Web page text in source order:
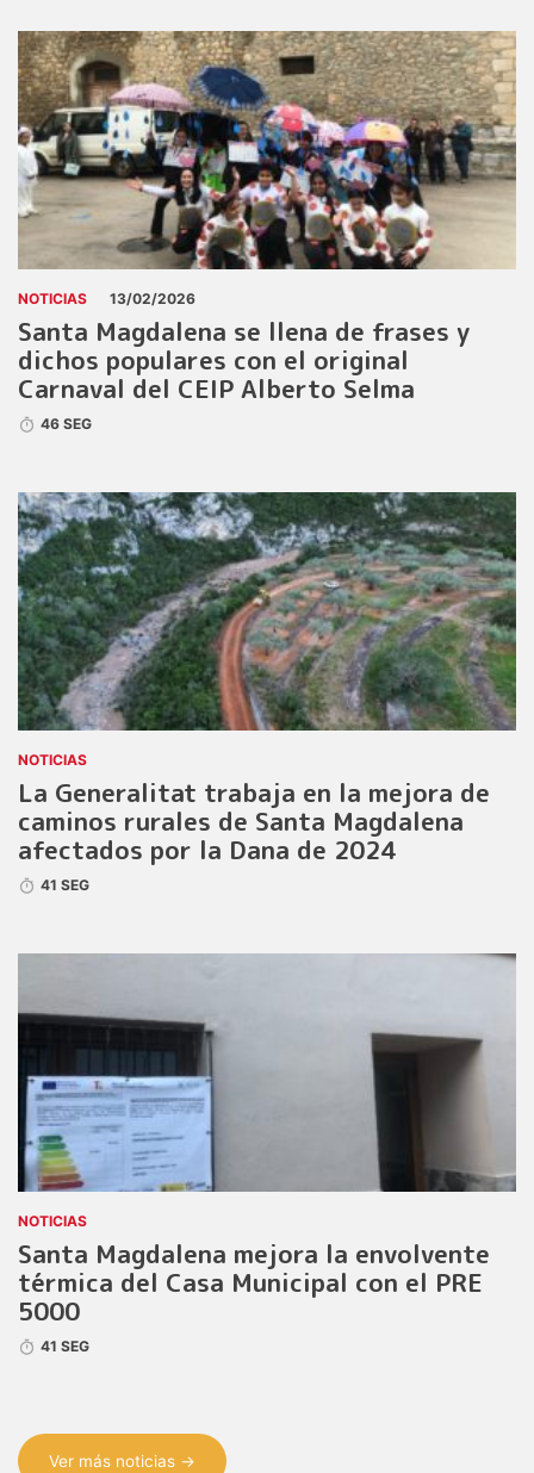
NOTICIAS 13/02/2026
Santa Magdalena se llena de frases y
dichos populares con el original
Carnaval del CEIP Alberto Selma
46 SEG
NOTICIAS
La Generalitat trabaja en la mejora de
caminos rurales de Santa Magdalena
afectados por la Dana de 2024
41 SEG
NOTICIAS
Santa Magdalena mejora la envolvente
térmica del Casa Municipal con el PRE
5000
41 SEG
Ver más noticias →